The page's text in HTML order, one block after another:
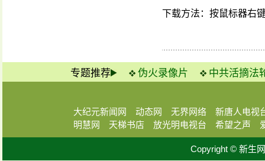
下载方法：按鼠标器右
专题推荐 伪火录像片 中共活摘法
大纪元新闻网 动态网 无界网络
新唐人电视
明慧网
天梯书店 放光明电视台 希望之声
Copyright © 新生